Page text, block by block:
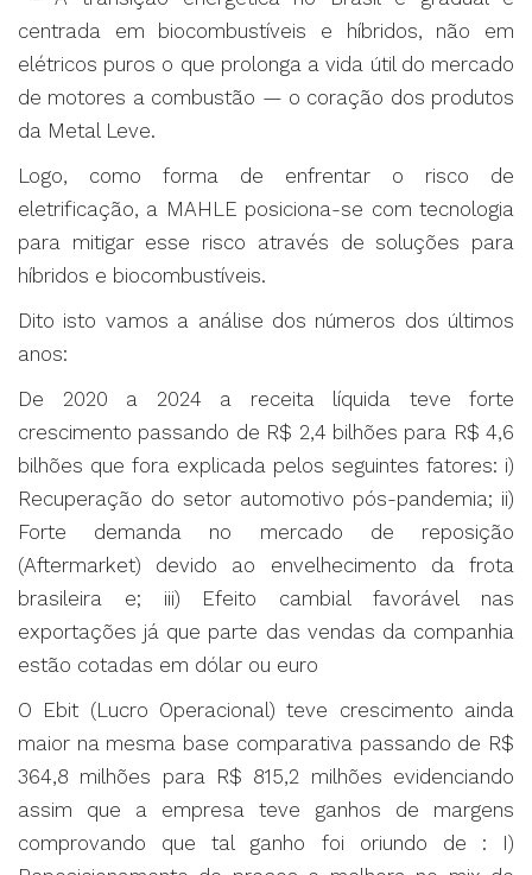
centrada em biocombustíveis e híbridos, não em
elétricos puros o que prolonga a vida útil do mercado
de motores a combustão — o coração dos produtos
da Metal Leve.
Logo, como forma de enfrentar o risco de
eletrificação, a MAHLE posiciona-se com tecnologia
para mitigar esse risco através de soluções para
híbridos e biocombustíveis.
Dito isto vamos a análise dos números dos últimos
anos:
De 2020 a 2024 a receita líquida teve forte
crescimento passando de R$ 2,4 bilhões para R$ 4,6
bilhões que fora explicada pelos seguintes fatores: i)
Recuperação do setor automotivo pós-pandemia; ii)
Forte demanda no mercado de reposição
(Aftermarket) devido ao envelhecimento da frota
brasileira e; iii) Efeito cambial favorável nas
exportações já que parte das vendas da companhia
estão cotadas em dólar ou euro
O Ebit (Lucro Operacional) teve crescimento ainda
maior na mesma base comparativa passando de R$
364,8 milhões para R$ 815,2 milhões evidenciando
assim que a empresa teve ganhos de margens
comprovando que tal ganho foi oriundo de : I)